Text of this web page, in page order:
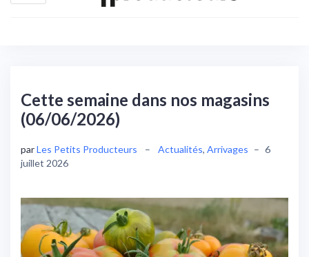
Cette semaine dans nos magasins
(06/06/2026)
parLes Petits Producteurs – Actualités, Arrivages – 6
juillet 2026